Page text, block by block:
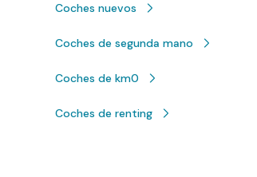
Coches nuevos
Coches de segunda mano
Coches de km0
Coches de renting